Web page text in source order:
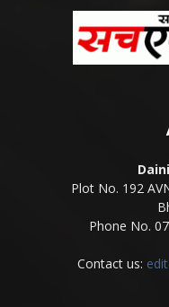
Plot No. 192
Phone No.
Contact us: